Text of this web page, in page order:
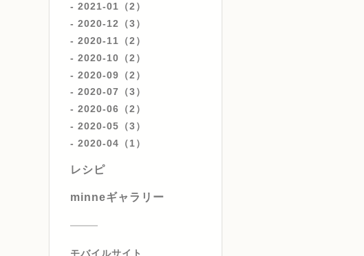
2021-01（2）
2020-12（3）
2020-11（2）
2020-10（2）
2020-09（2）
2020-07（3）
2020-06（2）
2020-05（3）
2020-04（1）
レシピ
minneギャラリー
モバイルサイト